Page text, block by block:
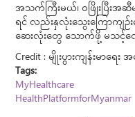
အသက်ကြီးမယ်၊ ဝဖြိုးပြီးအ
ရင် လည်းနှလုံးသွေးကြောကျ
ဆေးလုံးတွေ သောက်ဖို့ မသင့်လျ
Credit : မျိုးပွားကျန်းမာရေး
Tags:
MyHealthcare
HealthPlatformforMyanmar